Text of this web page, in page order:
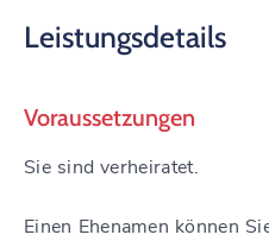
Leistungsdetails
Voraussetzungen
Sie sind verheiratet.
Einen Ehenamen können